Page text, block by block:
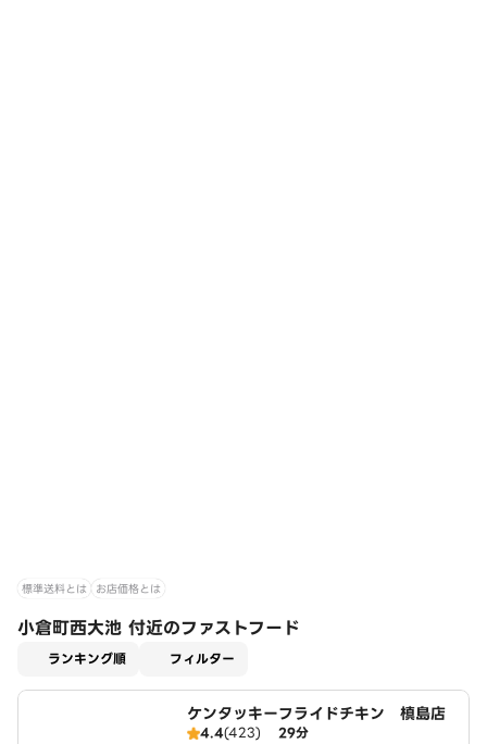
標準送料とは お店価格とは
小倉町西大池 付近のファストフード
ランキング順 フィルター
ケンタッキーフライドチキン 槙島店
4.4(423) 29分